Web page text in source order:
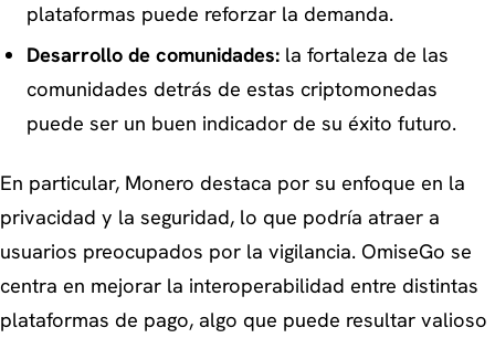
plataformas puede reforzar la demanda.
Desarrollo de comunidades:la fortaleza de las
comunidades detrás de estas criptomonedas
puede ser un buen indicador de su éxito futuro.
En particular, Monero destaca por su enfoque en la
privacidad y la seguridad, lo que podría atraer a
usuarios preocupados por la vigilancia. OmiseGo se
centra en mejorar la interoperabilidad entre distintas
plataformas de pago, algo que puede resultar valioso